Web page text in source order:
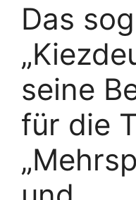
Das
seine
für die